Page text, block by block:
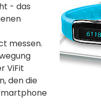
- das
messen.
ViFit
den die